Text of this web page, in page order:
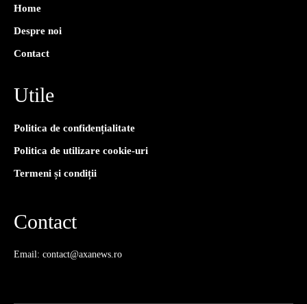
Home
Despre noi
Contact
Utile
Politica de confidențialitate
Politica de utilizare cookie-uri
Termeni și condiții
Contact
Email: contact@axanews.ro